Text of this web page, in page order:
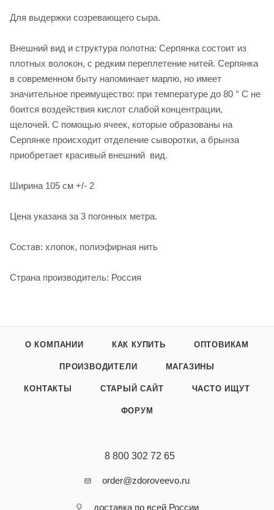
Для выдержки созревающего сыра.
Внешний вид и структура полотна: Серпянка состоит из
плотных волокон, с редким переплетение нитей. Серпянка
в современном быту напоминает марлю, но имеет
значительное преимущество: при температуре до 80 ° С не
боится воздействия кислот слабой концентрации,
щелочей. С помощью ячеек, которые образованы на
Серпянке происходит отделение сыворотки, а брынза
приобретает красивый внешний вид.
Ширина 105 см +/- 2
Цена указана за 3 погонных метра.
Состав: хлопок, полиэфирная нить
Страна производитель: Россия
О КОМПАНИИ КАК КУПИТЬ ОПТОВИКАМ
ПРОИЗВОДИТЕЛИ МАГАЗИНЫ
КОНТАКТЫ СТАРЫЙ САЙТ ЧАСТО ИЩУТ
ФОРУМ
8 800 302 72 65
order@zdoroveevo.ru
доставка по всей России